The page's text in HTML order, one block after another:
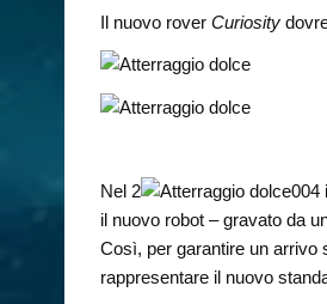
Il nuovo roverCuriosity
Nel 2
004
il nuovo robot – gravato da
Così, per garantire un
rappresentare il nuovo